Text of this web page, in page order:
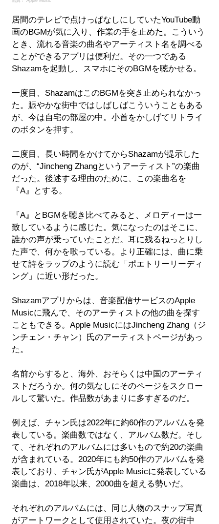
居間のテレビで点けっぱなしにしていたYouTube動
画のBGMが気に入り、作業の手を止めた。こういう
とき、流れる音楽の曲名やアーティスト名を調べる
ことができるアプリは便利だ。その一つである
Shazamを起動し、スマホにそのBGMを聴かせる。
一度目、ShazamはこのBGMを突き止められなかっ
た。賑やかな街中ではしばしばこういうこともある
が、今は自宅の部屋の中。小首をかしげてリトライ
のボタンを押す。
二度目、長い時間をかけてからShazamが提示した
のが、“Jincheng Zhangというアーティスト”の楽曲
だった。後述する理由のために、この楽曲名を
『A』とする。
『A』とBGMを聴き比べてみると、メロディーは一
致しているように感じた。気になったのはそこに、
誰かの声が乗っていたことだ。耳に残るねっとりし
た声で、何かを歌っている。より正確には、曲に乗
せて詩をラップのように読む「ポエトリーリーディ
ング」に近い形だった。
Shazamアプリからは、音楽配信サービスのApple
Musicに飛んで、そのアーティストの他の曲を探す
こともできる。Apple MusicにはJincheng Zhang（ジ
ンチェン・チャン）氏のアーティストページがあっ
た。
名前からすると、海外、おそらくは中国のアーティ
ストだろうか。何の気なしにそのページをスクロー
ルして驚いた。作品数があまりに多すぎるのだ。
例えば、チャン氏は2022年に約60作のアルバムを発
表している。楽曲数ではなく、アルバム数だ。そし
て、それぞれのアルバムには多いもので約20の楽曲
が含まれている。2020年にも約50作のアルバムを発
表しており、チャン氏がApple Musicに発表している
楽曲は、2018年以来、2000曲を超える勢いだ。
それぞれのアルバムには、同じ人物のスナップ写真
がアートワークとして使用されていた。夜の街中